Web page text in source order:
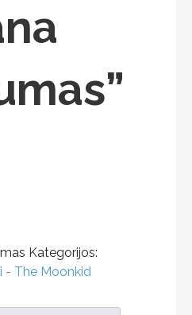
Kategorijos:
- The Moonkid